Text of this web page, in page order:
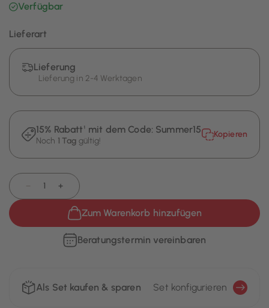
Verfügbar
Lieferart
Lieferung
Lieferung in 2-4 Werktagen
15% Rabatt¹ mit dem Code: Summer15
Noch 1 Tag gültig!
Kopieren
+
Zum Warenkorb hinzufügen
Beratungstermin vereinbaren
Als Set kaufen & sparen Set konfigurieren